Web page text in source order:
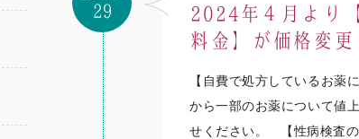
29
2024年４月より
料金】が価格変更
【自費で処方しているお薬
から一部のお薬について値
せください。 【性病検査